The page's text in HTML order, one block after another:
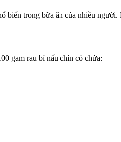
biến trong bữa ăn của nhiều
gam rau bí nấu chín có chứa: